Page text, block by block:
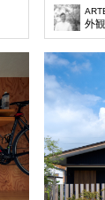
外観